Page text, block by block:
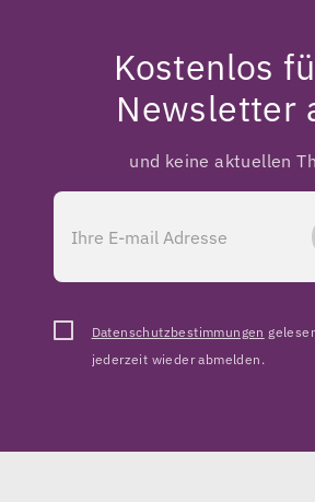
Kostenlos
Newsletter
und keine aktuellen
Datenschutzbestimmungen
jederzeit wieder abmelden.